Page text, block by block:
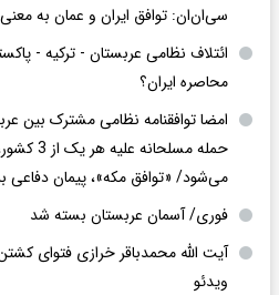
سی‌ان‌ان: توافق ایران و عمان به
ائتلاف نظامی عربستان - ترکیه -
محاصره ایران؟
امضا توافقنامه نظامی مشترک بین
حمله
می‌شود/ «توافق مکه»، پیمان دفاعی
فوری/ آسمان عربستان بسته شد
آیت الله محمدباقر خرازی فتوای
ویدئو